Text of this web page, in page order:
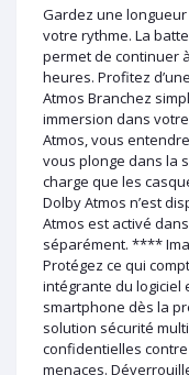
Gardez une
votre rythme. La
permet de continuer
heures. Profitez
Atmos Branchez
immersion dans
Atmos, vous
vous plonge dans la
charge que les
Dolby Atmos n’est
Atmos est activé
séparément. ****
Protégez ce qui
intégrante du logiciel
smartphone dès la
solution sécurité
confidentielles
menaces.